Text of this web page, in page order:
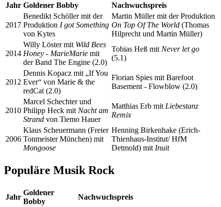
Jahr Goldener Bobby Nachwuchspreis
2017
Benedikt Schöller mit der
Produktion I got Something
von Kytes
Martin Müller mit der Produktion
On Top Of The World (Thomas
Hilprecht und Martin Müller)
2014
Willy Löster mit Wild Bees
Honey - MarieMarie mit
der Band The Engine (2.0)
Tobias Heß mit Never let go
(5.1)
2012
Dennis Kopacz mit „If You
Ever“ von Marie & the
redCat (2.0)
Florian Spies mit Barefoot
Basement - Flowblow (2.0)
2010
Marcel Schechter und
Philipp Heck mit Nacht am
Strand von Tiemo Hauer
Matthias Erb mit Liebestanz
Remix
2006
Klaus Scheuermann (Freier
Tonmeister München) mit
Mongoose
Henning Birkenhake (Erich-
Thienhaus-Institut/ HfM
Detmold) mit Inuit
Populäre Musik Rock
Jahr
Goldener
Bobby
Nachwuchspreis